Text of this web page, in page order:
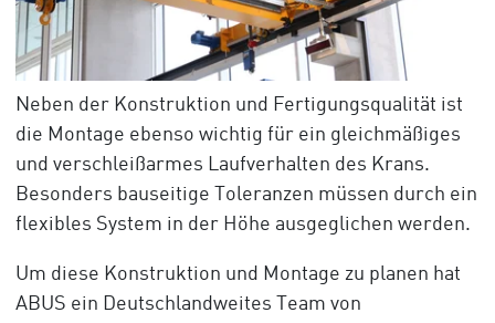
Neben der Konstruktion und Fertigungsqualität ist
die Montage ebenso wichtig für ein gleichmäßiges
und verschleißarmes Laufverhalten des Krans.
Besonders bauseitige Toleranzen müssen durch ein
flexibles System in der Höhe ausgeglichen werden.
Um diese Konstruktion und Montage zu planen hat
ABUS ein Deutschlandweites Team von